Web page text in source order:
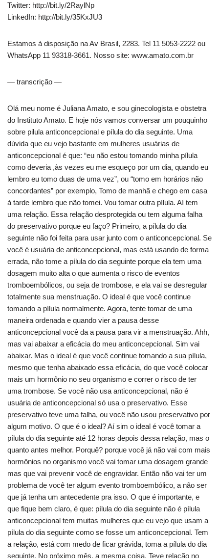
Twitter: http://bit.ly/2RaylNp
LinkedIn: http://bit.ly/35KxJU3
Estamos à disposição na Av Brasil, 2283. Tel 11 5053-2222 ou
WhatsApp 11 93318-3661. Nosso site: www.amato.com.br
— transcrição —
Olá meu nome é Juliana Amato, e sou ginecologista e obstetra
do Instituto Amato. E hoje nós vamos conversar um pouquinho
sobre pilula anticoncepcional e pílula do dia seguinte. Uma
dúvida que eu vejo bastante em mulheres usuárias de
anticoncepcional é que: “eu não estou tomando minha pílula
como deveria ,às vezes eu me esqueço por um dia, quando eu
lembro eu tomo duas de uma vez”, ou “tomo em horários não
concordantes” por exemplo, Tomo de manhã e chego em casa
à tarde lembro que não tomei. Vou tomar outra pílula. Aí tem
uma relação. Essa relação desprotegida ou tem alguma falha
do preservativo porque eu faço? Primeiro, a pílula do dia
seguinte não foi feita para usar junto com o anticoncepcional. Se
você é usuária de anticoncepcional, mas está usando de forma
errada, não tome a pílula do dia seguinte porque ela tem uma
dosagem muito alta o que aumenta o risco de eventos
tromboembólicos, ou seja de trombose, e ela vai se desregular
totalmente sua menstruação. O ideal é que você continue
tomando a pílula normalmente. Agora, tente tomar de uma
maneira ordenada e quando vier a pausa desse
anticoncepcional você da a pausa para vir a menstruação. Ahh,
mas vai abaixar a eficácia do meu anticoncepcional. Sim vai
abaixar. Mas o ideal é que você continue tomando a sua pílula,
mesmo que tenha abaixado essa eficácia, do que você colocar
mais um hormônio no seu organismo e correr o risco de ter
uma trombose. Se você não usa anticoncepcional, não é
usuária de anticoncepcional só usa o preservativo. Esse
preservativo teve uma falha, ou você não usou preservativo por
algum motivo. O que é o ideal? Aí sim o ideal é você tomar a
pílula do dia seguinte até 12 horas depois dessa relação, mas o
quanto antes melhor. Porquê? porque você já não vai com mais
hormônios no organismo você vai tomar uma dosagem grande
mas que vai prevenir você de engravidar. Então não vai ter um
problema de você ter algum evento tromboembólico, a não ser
que já tenha um antecedente pra isso. O que é importante, e
que fique bem claro, é que: pílula do dia seguinte não é pílula
anticoncepcional tem muitas mulheres que eu vejo que usam a
pílula do dia seguinte como se fosse um anticoncepcional. Tem
a relação, está com medo de ficar grávida, toma a pílula do dia
seguinte. No próximo mês, a mesma coisa. Teve relação no